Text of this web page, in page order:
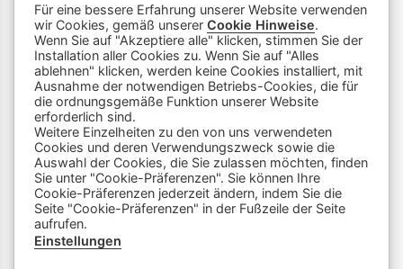
Stelle mir hier Fragen zu
Lehrberufen und zeige mir Videos.
Beispiele: «Zeige mir Videos von
info
Dieser Chatbot wird von Künstlicher
Intelligenz unterstützt. Er wertet unsere
Plattform aus und nutzt externe Quellen.
Der Chatbot kann Fehler machen oder
ungenaue Informationen liefern. Bitte
Für eine bessere Erfahrung unserer Website verwenden
wir Cookies, gemäß unsererCookie Hinweise.
Wenn Sie auf "Akzeptiere alle" klicken, stimmen Sie der
Installation aller Cookies zu. Wenn Sie auf "Alles
ablehnen" klicken, werden keine Cookies installiert, mit
Ausnahme der notwendigen Betriebs-Cookies, die für
die ordnungsgemäße Funktion unserer Website
erforderlich sind.
Weitere Einzelheiten zu den von uns verwendeten
Cookies und deren Verwendungszweck sowie die
Auswahl der Cookies, die Sie zulassen möchten, finden
Sie unter "Cookie-Präferenzen". Sie können Ihre
Cookie-Präferenzen jederzeit ändern, indem Sie die
Seite "Cookie-Präferenzen" in der Fußzeile der Seite
aufrufen.
Einstellungen